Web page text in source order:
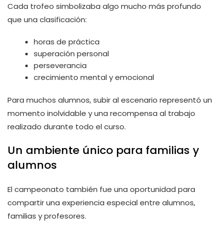
Cada trofeo simbolizaba algo mucho más profundo
que una clasificación:
horas de práctica
superación personal
perseverancia
crecimiento mental y emocional
Para muchos alumnos, subir al escenario representó un
momento inolvidable y una recompensa al trabajo
realizado durante todo el curso.
Un ambiente único para familias y
alumnos
El campeonato también fue una oportunidad para
compartir una experiencia especial entre alumnos,
familias y profesores.